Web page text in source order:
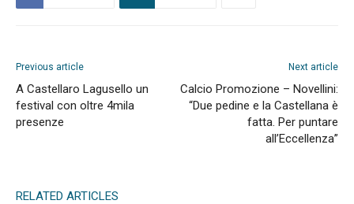
Previous article
A Castellaro Lagusello un
festival con oltre 4mila
presenze
Next article
Calcio Promozione – Novellini:
“Due pedine e la Castellana è
fatta. Per puntare
all’Eccellenza”
RELATED ARTICLES